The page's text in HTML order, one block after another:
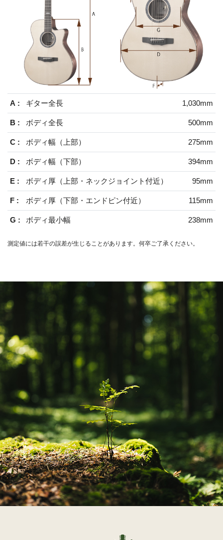
A : ギター全長 1,030mm
B : ボディ全長 500mm
C : ボディ幅（上部） 275mm
D : ボディ幅（下部） 394mm
E : ボディ厚（上部・ネックジョイント付近） 95mm
F : ボディ厚（下部・エンドピン付近） 115mm
G : ボディ最小幅 238mm
測定値には若干の誤差が生じることがあります。何卒ご了承ください。